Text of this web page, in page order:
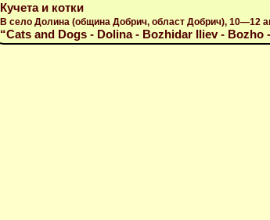
Кучета и котки
В село Долина (община Добрич, област Добрич), 10—12
“Cats and Dogs - Dolina - Bozhidar Iliev - Bozho